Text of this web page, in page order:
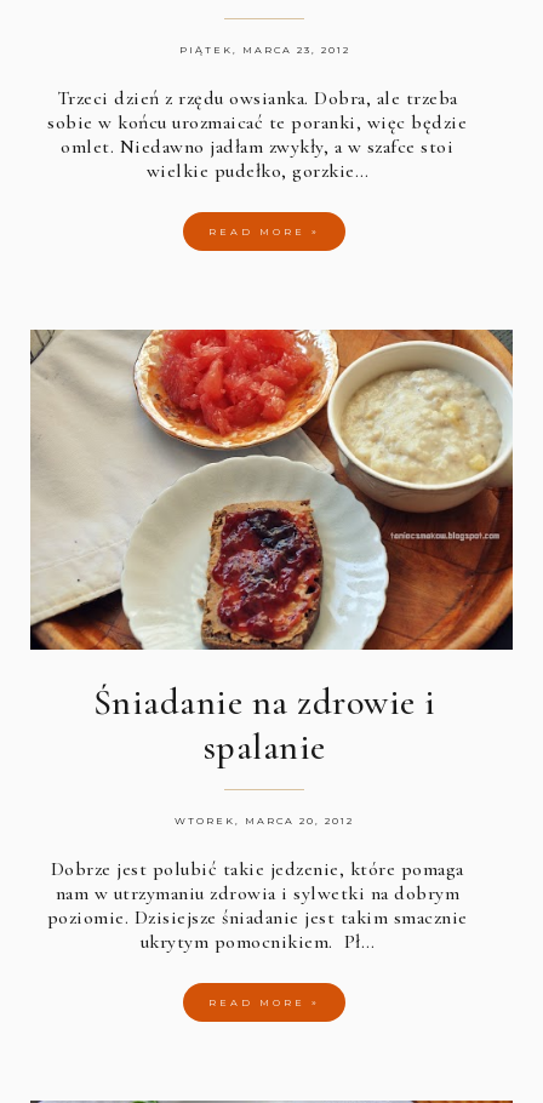
PIĄTEK, MARCA 23, 2012
Trzeci dzień z rzędu owsianka. Dobra, ale trzeba
sobie w końcu urozmaicać te poranki, więc będzie
omlet. Niedawno jadłam zwykły, a w szafce stoi
wielkie pudełko, gorzkie…
READ MORE »
Śniadanie na zdrowie i
spalanie
WTOREK, MARCA 20, 2012
Dobrze jest polubić takie jedzenie, które pomaga
nam w utrzymaniu zdrowia i sylwetki na dobrym
poziomie. Dzisiejsze śniadanie jest takim smacznie
ukrytym pomocnikiem. Pł…
READ MORE »